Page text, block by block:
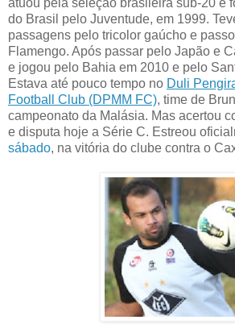
do Brasil pelo Juventude, em 1999.
passagens pelo tricolor gaúcho e
Flamengo. Após passar pelo Japão e
e jogou pelo Bahia em 2010 e pelo
Estava até pouco tempo no Duli
Football Club (DPMM FC), time de
campeonato da Malásia. Mas acertou
e disputa hoje a Série C. Estreou
sábado, na vitória do clube contra o